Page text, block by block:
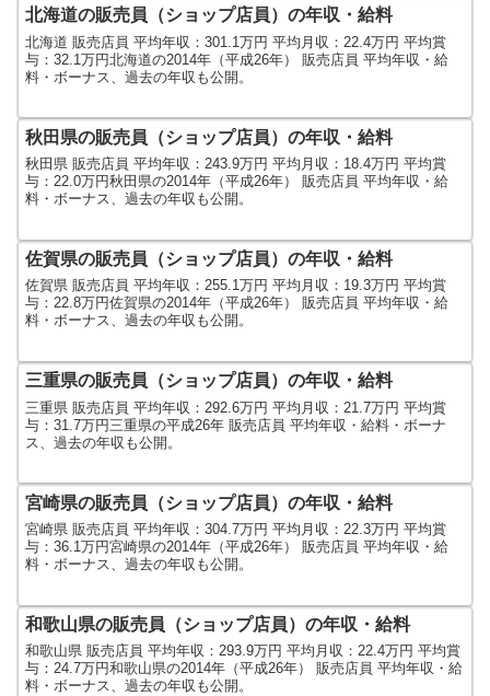
北海道の販売員（ショップ店員）の年収・給料
北海道 販売店員 平均年収：301.1万円 平均月収：22.4万円 平均賞
与：32.1万円北海道の2014年（平成26年） 販売店員 平均年収・給
料・ボーナス、過去の年収も公開。
秋田県の販売員（ショップ店員）の年収・給料
秋田県 販売店員 平均年収：243.9万円 平均月収：18.4万円 平均賞
与：22.0万円秋田県の2014年（平成26年） 販売店員 平均年収・給
料・ボーナス、過去の年収も公開。
佐賀県の販売員（ショップ店員）の年収・給料
佐賀県 販売店員 平均年収：255.1万円 平均月収：19.3万円 平均賞
与：22.8万円佐賀県の2014年（平成26年） 販売店員 平均年収・給
料・ボーナス、過去の年収も公開。
三重県の販売員（ショップ店員）の年収・給料
三重県 販売店員 平均年収：292.6万円 平均月収：21.7万円 平均賞
与：31.7万円三重県の平成26年 販売店員 平均年収・給料・ボーナ
ス、過去の年収も公開。
宮崎県の販売員（ショップ店員）の年収・給料
宮崎県 販売店員 平均年収：304.7万円 平均月収：22.3万円 平均賞
与：36.1万円宮崎県の2014年（平成26年） 販売店員 平均年収・給
料・ボーナス、過去の年収も公開。
和歌山県の販売員（ショップ店員）の年収・給料
和歌山県 販売店員 平均年収：293.9万円 平均月収：22.4万円 平均賞
与：24.7万円和歌山県の2014年（平成26年） 販売店員 平均年収・給
料・ボーナス、過去の年収も公開。